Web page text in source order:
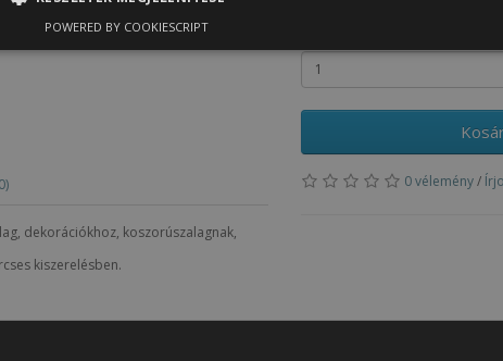
dekorációkhoz, koszorúszalagnak,
kiszerelésben.
0 vélemény/
POWERED BY COOKIESCRIPT